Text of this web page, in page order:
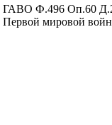
ГАВО Ф.496 Оп.60
Первой мировой